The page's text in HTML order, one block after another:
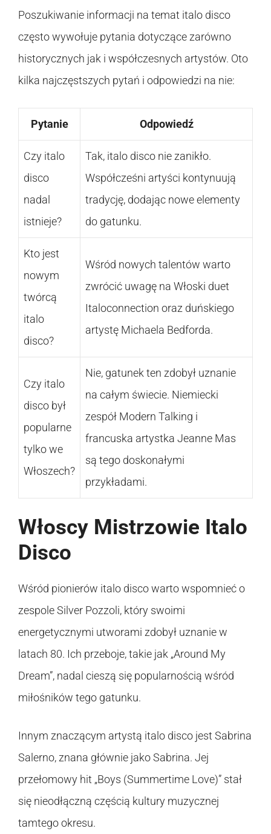
Poszukiwanie informacji na temat italo disco
często wywołuje pytania dotyczące zarówno
historycznych jak i współczesnych artystów. Oto
kilka najczęstszych pytań i odpowiedzi na nie:
Pytanie Odpowiedź
Czy italo
disco
nadal
istnieje?
Tak, italo disco nie zanikło.
Współcześni artyści kontynuują
tradycję, dodając nowe elementy
do gatunku.
Kto jest
nowym
twórcą
italo
disco?
Wśród nowych talentów warto
zwrócić uwagę na Włoski duet
Italoconnection oraz duńskiego
artystę Michaela Bedforda.
Czy italo
disco był
popularne
tylko we
Włoszech?
Nie, gatunek ten zdobył uznanie
na całym świecie. Niemiecki
zespół Modern Talking i
francuska artystka Jeanne Mas
są tego doskonałymi
przykładami.
Włoscy Mistrzowie Italo
Disco
Wśród pionierów italo disco warto wspomnieć o
zespole Silver Pozzoli, który swoimi
energetycznymi utworami zdobył uznanie w
latach 80. Ich przeboje, takie jak „Around My
Dream”, nadal cieszą się popularnością wśród
miłośników tego gatunku.
Innym znaczącym artystą italo disco jest Sabrina
Salerno, znana głównie jako Sabrina. Jej
przełomowy hit „Boys (Summertime Love)” stał
się nieodłączną częścią kultury muzycznej
tamtego okresu.